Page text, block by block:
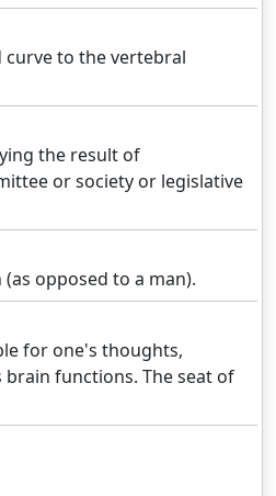
to the vertebral
the result of
or society or legislative
opposed to a man).
for one's thoughts,
functions. The seat of